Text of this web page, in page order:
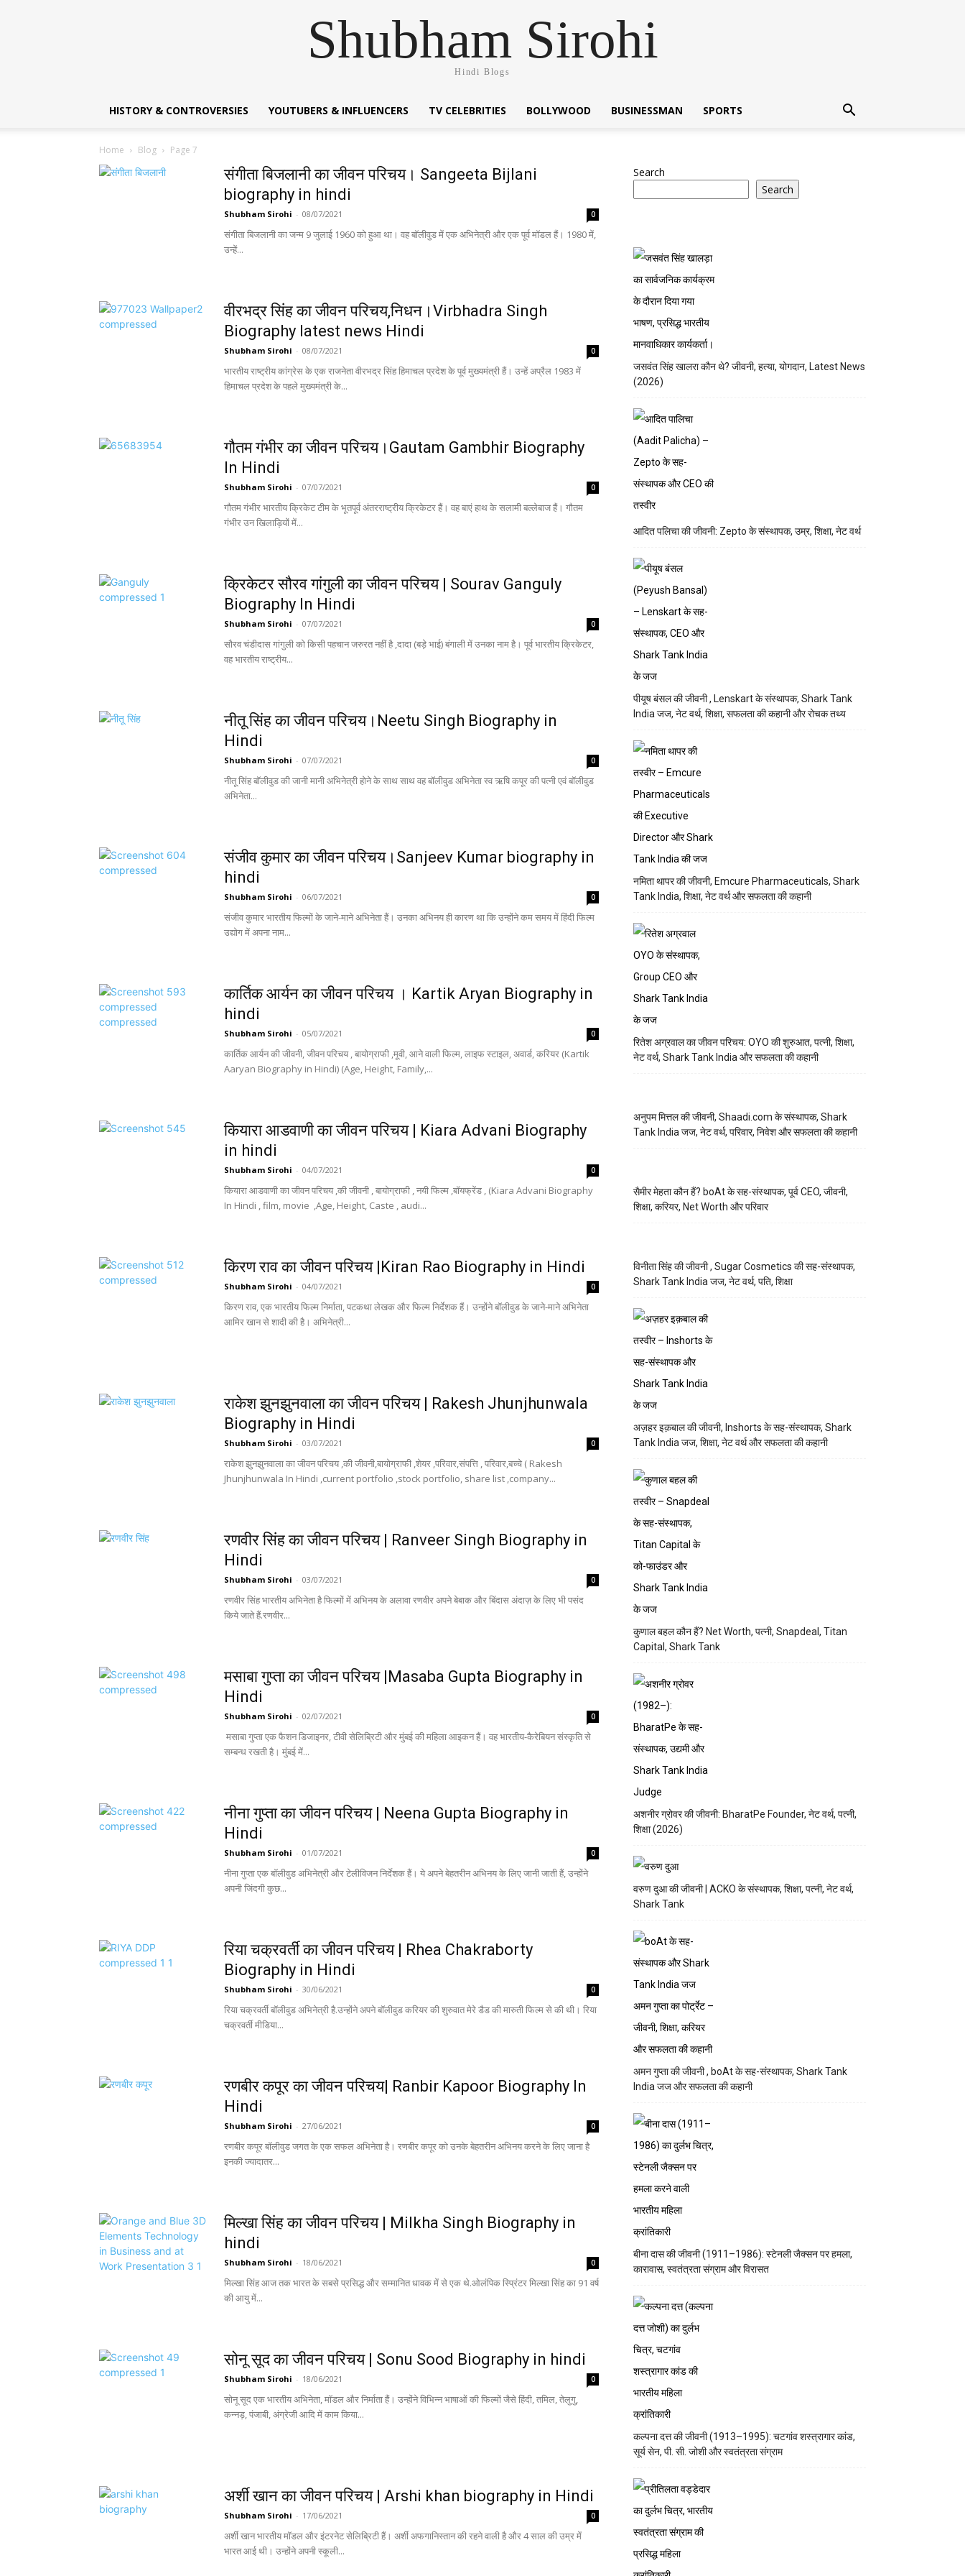
Shubham Sirohi
Hindi Blogs
HISTORY & CONTROVERSIES YOUTUBERS & INFLUENCERS TV CELEBRITIES BOLLYWOOD BUSINESSMAN SPORTS
Home Blog Page 7
संगीता बिजलानी का जीवन परिचय। Sangeeta Bijlani
biography in hindi
Shubham Sirohi - 08/07/2021 0
संगीता बिजलानी का जन्म 9 जुलाई 1960 को हुआ था। वह बॉलीवुड में एक अभिनेत्री और एक पूर्व मॉडल हैं। 1980 में,
उन्हें...
वीरभद्र सिंह का जीवन परिचय,निधन।Virbhadra Singh
Biography latest news Hindi
Shubham Sirohi - 08/07/2021 0
भारतीय राष्ट्रीय कांग्रेस के एक राजनेता वीरभद्र सिंह हिमाचल प्रदेश के पूर्व मुख्यमंत्री हैं। उन्हें अप्रैल 1983 में
हिमाचल प्रदेश के पहले मुख्यमंत्री के...
गौतम गंभीर का जीवन परिचय।Gautam Gambhir Biography
In Hindi
Shubham Sirohi - 07/07/2021 0
गौतम गंभीर भारतीय क्रिकेट टीम के भूतपूर्व अंतरराष्ट्रीय क्रिकेटर हैं। वह बाएं हाथ के सलामी बल्लेबाज हैं। गौतम
गंभीर उन खिलाड़ियों में...
क्रिकेटर सौरव गांगुली का जीवन परिचय | Sourav Ganguly
Biography In Hindi
Shubham Sirohi - 07/07/2021 0
सौरव चंडीदास गांगुली को किसी पहचान जरुरत नहीं है ,दादा (बड़े भाई) बंगाली में उनका नाम है। पूर्व भारतीय क्रिकेटर,
वह भारतीय राष्ट्रीय...
नीतू सिंह का जीवन परिचय।Neetu Singh Biography in
Hindi
Shubham Sirohi - 07/07/2021 0
नीतू सिंह बॉलीवुड की जानी मानी अभिनेत्री होने के साथ साथ वह बॉलीवुड अभिनेता स्व ऋषि कपूर की पत्नी एवं बॉलीवुड
अभिनेता...
संजीव कुमार का जीवन परिचय।Sanjeev Kumar biography in
hindi
Shubham Sirohi - 06/07/2021 0
संजीव कुमार भारतीय फिल्मों के जाने-माने अभिनेता हैं। उनका अभिनय ही कारण था कि उन्होंने कम समय में हिंदी फिल्म
उद्योग में अपना नाम...
कार्तिक आर्यन का जीवन परिचय । Kartik Aryan Biography in
hindi
Shubham Sirohi - 05/07/2021 0
कार्तिक आर्यन की जीवनी, जीवन परिचय , बायोग्राफी ,मूवी, आने वाली फिल्म, लाइफ स्टाइल, अवार्ड, करियर (Kartik
Aaryan Biography in Hindi) (Age, Height, Family,...
कियारा आडवाणी का जीवन परिचय | Kiara Advani Biography
in hindi
Shubham Sirohi - 04/07/2021 0
कियारा आडवाणी का जीवन परिचय ,की जीवनी , बायोग्राफी , नयी फिल्म ,बॉयफ्रेंड , (Kiara Advani Biography
In Hindi , film, movie ,Age, Height, Caste , audi...
किरण राव का जीवन परिचय |Kiran Rao Biography in Hindi
Shubham Sirohi - 04/07/2021 0
किरण राव, एक भारतीय फिल्म निर्माता, पटकथा लेखक और फिल्म निर्देशक हैं। उन्होंने बॉलीवुड के जाने-माने अभिनेता
आमिर खान से शादी की है। अभिनेत्री...
राकेश झुनझुनवाला का जीवन परिचय | Rakesh Jhunjhunwala
Biography in Hindi
Shubham Sirohi - 03/07/2021 0
राकेश झुनझुनवाला का जीवन परिचय ,की जीवनी,बायोग्राफी ,शेयर ,परिवार,संपत्ति , परिवार,बच्चे ( Rakesh
Jhunjhunwala In Hindi ,current portfolio ,stock portfolio, share list ,company...
रणवीर सिंह का जीवन परिचय | Ranveer Singh Biography in
Hindi
Shubham Sirohi - 03/07/2021 0
रणवीर सिंह भारतीय अभिनेता है फिल्मों में अभिनय के अलावा रणवीर अपने बेबाक और बिंदास अंदाज़ के लिए भी पसंद
किये जाते हैं.रणवीर...
मसाबा गुप्ता का जीवन परिचय |Masaba Gupta Biography in
Hindi
Shubham Sirohi - 02/07/2021 0
मसाबा गुप्ता एक फैशन डिजाइनर, टीवी सेलिब्रिटी और मुंबई की महिला आइकन हैं। वह भारतीय-कैरेबियन संस्कृति से
सम्बन्ध रखती है। मुंबई में...
नीना गुप्ता का जीवन परिचय | Neena Gupta Biography in
Hindi
Shubham Sirohi - 01/07/2021 0
नीना गुप्ता एक बॉलीवुड अभिनेत्री और टेलीविजन निर्देशक हैं। ये अपने बेहतरीन अभिनय के लिए जानी जाती हैं, उन्होंने
अपनी जिंदगी कुछ...
रिया चक्रवर्ती का जीवन परिचय | Rhea Chakraborty
Biography in Hindi
Shubham Sirohi - 30/06/2021 0
रिया चक्रवर्ती बॉलीवुड अभिनेत्री है.उन्होंने अपने बॉलीवुड करियर की शुरुवात मेरे डैड की मारुती फिल्म से की थी। रिया
चक्रवर्ती मीडिया...
रणबीर कपूर का जीवन परिचय| Ranbir Kapoor Biography In
Hindi
Shubham Sirohi - 27/06/2021 0
रणबीर कपूर बॉलीवुड जगत के एक सफल अभिनेता है। रणबीर कपूर को उनके बेहतरीन अभिनय करने के लिए जाना है
इनकी ज्यादातर...
मिल्खा सिंह का जीवन परिचय | Milkha Singh Biography in
hindi
Shubham Sirohi - 18/06/2021 0
मिल्खा सिंह आज तक भारत के सबसे प्रसिद्ध और सम्मानित धावक में से एक थे.ओलंपिक स्प्रिंटर मिल्खा सिंह का 91 वर्ष
की आयु में...
सोनू सूद का जीवन परिचय | Sonu Sood Biography in hindi
Shubham Sirohi - 18/06/2021 0
सोनू सूद एक भारतीय अभिनेता, मॉडल और निर्माता हैं। उन्होंने विभिन्न भाषाओं की फिल्मों जैसे हिंदी, तमिल, तेलुगु,
कन्नड़, पंजाबी, अंग्रेजी आदि में काम किया...
अर्शी खान का जीवन परिचय | Arshi khan biography in Hindi
Shubham Sirohi - 17/06/2021 0
अर्शी खान भारतीय मॉडल और इंटरनेट सेलिब्रिटी हैं। अर्शी अफगानिस्तान की रहने वाली है और 4 साल की उम्र में
भारत आई थी। उन्होंने अपनी स्कूली...
Search
Search
जसवंत सिंह खालरा कौन थे? जीवनी, हत्या, योगदान, Latest News
(2026)
आदित पलिचा की जीवनी: Zepto के संस्थापक, उम्र, शिक्षा, नेट वर्थ
पीयूष बंसल की जीवनी , Lenskart के संस्थापक, Shark Tank
India जज, नेट वर्थ, शिक्षा, सफलता की कहानी और रोचक तथ्य
नमिता थापर की जीवनी, Emcure Pharmaceuticals, Shark
Tank India, शिक्षा, नेट वर्थ और सफलता की कहानी
रितेश अग्रवाल का जीवन परिचय: OYO की शुरुआत, पत्नी, शिक्षा,
नेट वर्थ, Shark Tank India और सफलता की कहानी
अनुपम मित्तल की जीवनी, Shaadi.com के संस्थापक, Shark
Tank India जज, नेट वर्थ, परिवार, निवेश और सफलता की कहानी
सैमीर मेहता कौन हैं? boAt के सह-संस्थापक, पूर्व CEO, जीवनी,
शिक्षा, करियर, Net Worth और परिवार
विनीता सिंह की जीवनी , Sugar Cosmetics की सह-संस्थापक,
Shark Tank India जज, नेट वर्थ, पति, शिक्षा
अज़हर इक़बाल की जीवनी, Inshorts के सह-संस्थापक, Shark
Tank India जज, शिक्षा, नेट वर्थ और सफलता की कहानी
कुणाल बहल कौन हैं? Net Worth, पत्नी, Snapdeal, Titan
Capital, Shark Tank
अशनीर ग्रोवर की जीवनी: BharatPe Founder, नेट वर्थ, पत्नी,
शिक्षा (2026)
वरुण दुआ की जीवनी | ACKO के संस्थापक, शिक्षा, पत्नी, नेट वर्थ,
Shark Tank
अमन गुप्ता की जीवनी , boAt के सह-संस्थापक, Shark Tank
India जज और सफलता की कहानी
बीना दास की जीवनी (1911–1986): स्टेनली जैक्सन पर हमला,
कारावास, स्वतंत्रता संग्राम और विरासत
कल्पना दत्त की जीवनी (1913–1995): चटगांव शस्त्रागार कांड,
सूर्य सेन, पी. सी. जोशी और स्वतंत्रता संग्राम